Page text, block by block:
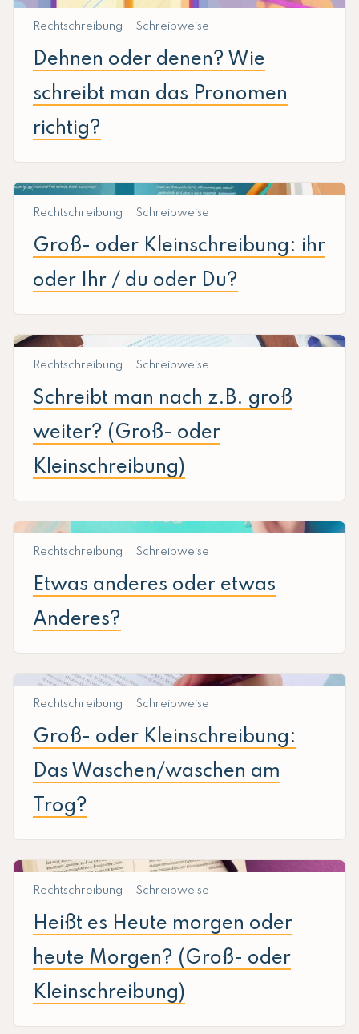
Rechtschreibung Schreibweise
Dehnen oder denen? Wie
schreibt man das Pronomen
richtig?
Rechtschreibung Schreibweise
Groß- oder Kleinschreibung: ihr
oder Ihr / du oder Du?
Rechtschreibung Schreibweise
Schreibt man nach z.B. groß
weiter? (Groß- oder
Kleinschreibung)
Rechtschreibung Schreibweise
Etwas anderes oder etwas
Anderes?
Rechtschreibung Schreibweise
Groß- oder Kleinschreibung:
Das Waschen/waschen am
Trog?
Rechtschreibung Schreibweise
Heißt es Heute morgen oder
heute Morgen? (Groß- oder
Kleinschreibung)